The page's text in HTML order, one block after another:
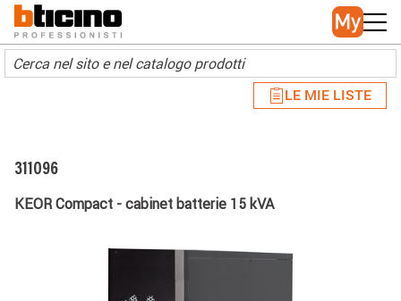
Skip to main content
Main navigation
LE MIE LISTE
311096
KEOR Compact - cabinet batterie 15 kVA